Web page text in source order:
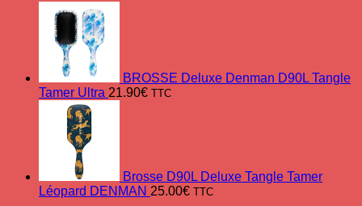
BROSSE Deluxe Denman D90L Tangle
Tamer Ultra 21.90€ TTC
Brosse D90L Deluxe Tangle Tamer
Léopard DENMAN 25.00€ TTC